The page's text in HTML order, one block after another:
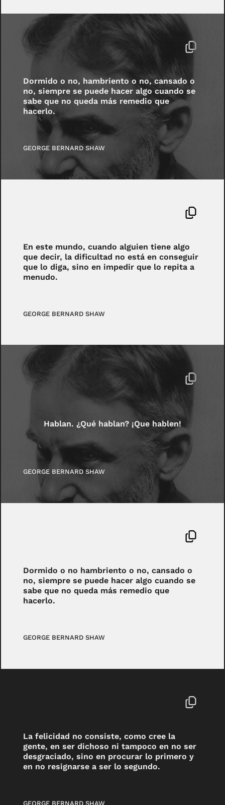
Dormido o no, hambriento o no, cansado o
no, siempre se puede hacer algo cuando se
sabe que no queda más remedio que
hacerlo.
GEORGE BERNARD SHAW
En este mundo, cuando alguien tiene algo
que decir, la dificultad no está en conseguir
que lo diga, sino en impedir que lo repita a
menudo.
GEORGE BERNARD SHAW
Hablan. ¿Qué hablan? ¡Que hablen!
GEORGE BERNARD SHAW
Dormido o no hambriento o no, cansado o
no, siempre se puede hacer algo cuando se
sabe que no queda más remedio que
hacerlo.
GEORGE BERNARD SHAW
La felicidad no consiste, como cree la
gente, en ser dichoso ni tampoco en no ser
desgraciado, sino en procurar lo primero y
en no resignarse a ser lo segundo.
GEORGE BERNARD SHAW